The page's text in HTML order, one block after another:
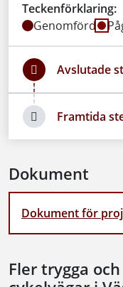
Teckenförklaring:
Genomförd
Avslutade
Framtida
Dokument
Dokument för
Fler trygga